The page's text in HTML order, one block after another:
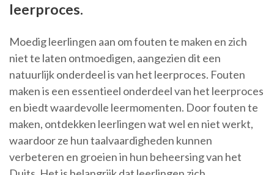
leerproces.
Moedig leerlingen aan om fouten te maken en zich
niet te laten ontmoedigen, aangezien dit een
natuurlijk onderdeel is van het leerproces. Fouten
maken is een essentieel onderdeel van het leerproces
en biedt waardevolle leermomenten. Door fouten te
maken, ontdekken leerlingen wat wel en niet werkt,
waardoor ze hun taalvaardigheden kunnen
verbeteren en groeien in hun beheersing van het